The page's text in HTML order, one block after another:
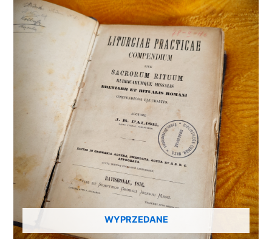
WYPRZEDANE